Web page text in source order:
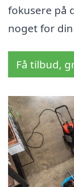
fokusere på
noget for
Få tilbud,